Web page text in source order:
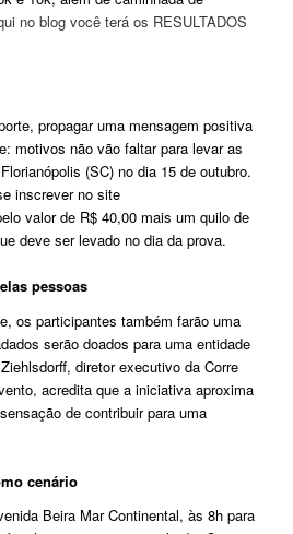
no blog você terá os RESULTADOS
propagar uma mensagem positiva
motivos não vão faltar para levar as
(SC) no dia 15 de outubro.
inscrever no site
valor de R$ 40,00 mais um quilo de
deve ser levado no dia da prova.
pessoas
os participantes também farão uma
serão doados para uma entidade
diretor executivo da Corre
acredita que a iniciativa aproxima
de contribuir para uma
cenário
Beira Mar Continental, às 8h para